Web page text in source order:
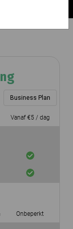
Business Plan
Vanaf €5 / dag
Onbeperkt